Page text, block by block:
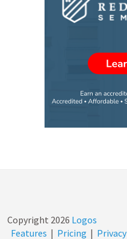
Copyright 2026 Logos
Features | Pricing | Privacy